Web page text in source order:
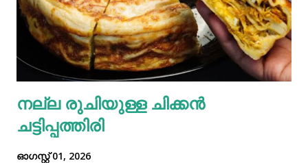
നല്ല രുചിയുള്ള ചിക്കൻ
ചട്ടിപ്പത്തിരി
ഓഗസ്റ്റ് 01, 2026